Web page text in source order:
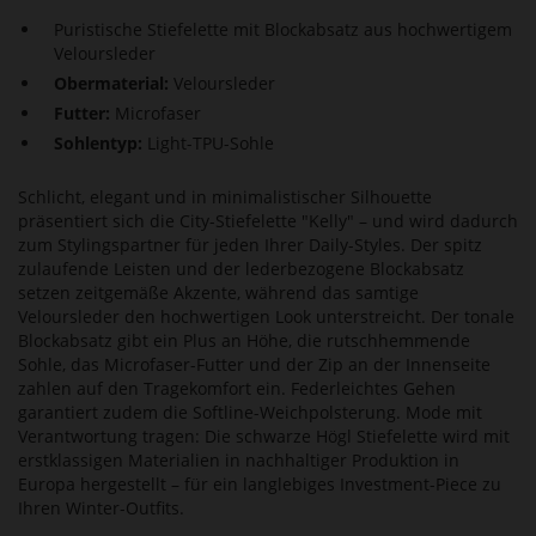
Puristische Stiefelette mit Blockabsatz aus hochwertigem
Veloursleder
Obermaterial: Veloursleder
Futter: Microfaser
Sohlentyp: Light-TPU-Sohle
Schlicht, elegant und in minimalistischer Silhouette
präsentiert sich die City-Stiefelette "Kelly" – und wird dadurch
zum Stylingspartner für jeden Ihrer Daily-Styles. Der spitz
zulaufende Leisten und der lederbezogene Blockabsatz
setzen zeitgemäße Akzente, während das samtige
Veloursleder den hochwertigen Look unterstreicht. Der tonale
Blockabsatz gibt ein Plus an Höhe, die rutschhemmende
Sohle, das Microfaser-Futter und der Zip an der Innenseite
zahlen auf den Tragekomfort ein. Federleichtes Gehen
garantiert zudem die Softline-Weichpolsterung. Mode mit
Verantwortung tragen: Die schwarze Högl Stiefelette wird mit
erstklassigen Materialien in nachhaltiger Produktion in
Europa hergestellt – für ein langlebiges Investment-Piece zu
Ihren Winter-Outfits.